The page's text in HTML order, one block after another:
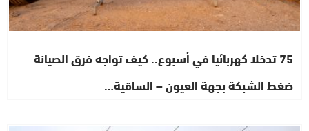
75 تدخلا كهربائيا في أسبوع.. كيف تواجه فرق الصيانة
ضغط الشبكة بجهة العيون – الساقية…